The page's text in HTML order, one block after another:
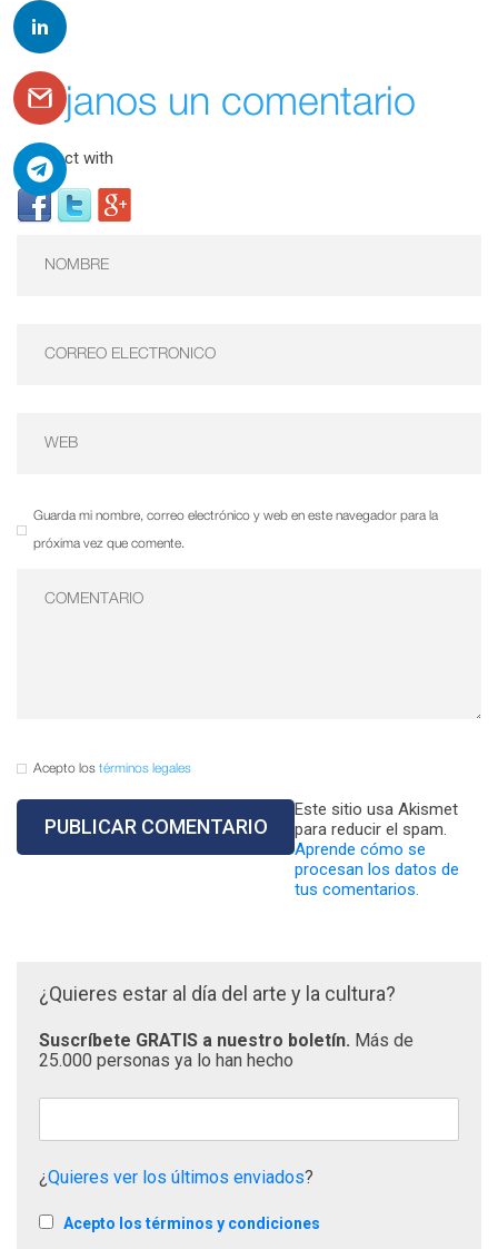
Déjanos un comentario
Connect with
Guarda mi nombre, correo electrónico y web en este navegador para la
próxima vez que comente.
Acepto los términos legales
Este sitio usa Akismet
para reducir el spam.
Aprende cómo se
procesan los datos de
tus comentarios.
¿Quieres estar al día del arte y la cultura?
Suscríbete GRATIS a nuestro boletín. Más de
25.000 personas ya lo han hecho
¿Quieres ver los últimos enviados?
Acepto los términos y condiciones